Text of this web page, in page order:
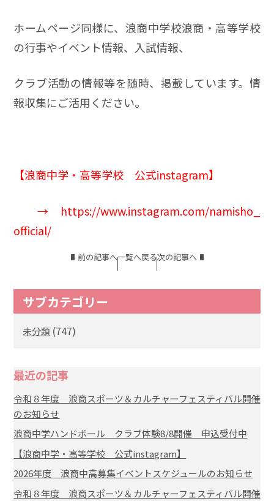
ホームページ同様に、浪商中学校浪商・高等学校
の行事やイベント情報、入試情報、
クラブ活動の情報等を随時、掲載しています。情
報収集にご活用ください。
【浪商中学 ・高等学校 公式instagram】
→ https://www.instagram.com/namisho_
official/
前の記事へ一覧へ戻る次の記事へ
サブカテゴリー
未分類 (747)
最近の記事
令和８年度 浪商スポーツ＆カルチャーフェスティバル開催
のお知らせ
浪商中学ハンドボール クラブ体験8/8開催 申込受付中
【浪商中学・高等学校 公式instagram】
2026年度 浪商中高募集イベントスケジュールのお知らせ
令和８年度 浪商スポーツ＆カルチャーフェスティバル開催